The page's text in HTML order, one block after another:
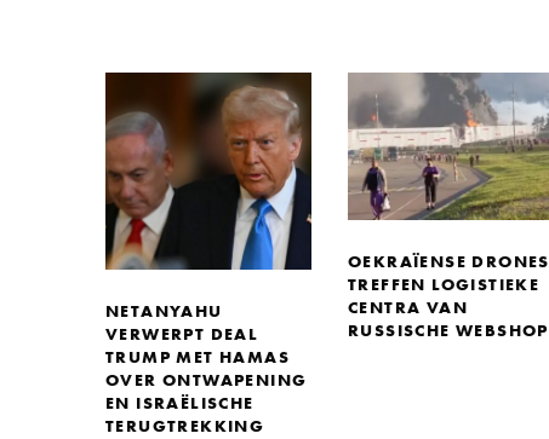
NETANYAHU
VERWERPT DEAL
TRUMP MET HAMAS
OVER ONTWAPENING
EN ISRAËLISCHE
TERUGTREKKING
OEKRAÏENSE DRONES
TREFFEN LOGISTIEKE
CENTRA VAN
RUSSISCHE WEBSHOP